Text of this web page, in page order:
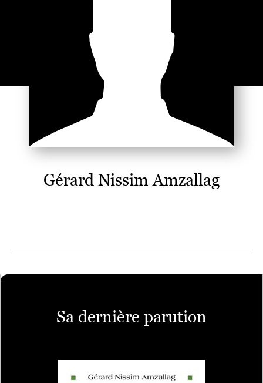
Gérard Nissim Amzallag
Sa dernière parution